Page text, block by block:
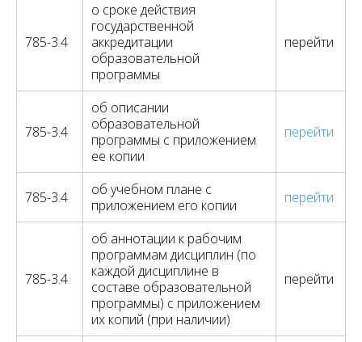
785-3.4
о сроке действия
государственной
аккредитации
образовательной
программы
перейти
785-3.4
об описании
образовательной
программы с приложением
ее копии
перейти
785-3.4
об учебном плане с
приложением его копии
перейти
785-3.4
об аннотации к рабочим
программам дисциплин (по
каждой дисциплине в
составе образовательной
программы) с приложением
их копий (при наличии)
перейти